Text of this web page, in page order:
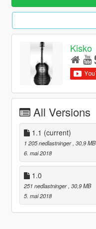
Kisko
All Versions
1.1 (current)
1 205 nedlastninger , 30,9 MB
6. mai 2018
1.0
251 nedlastninger , 30,9 MB
5. mai 2018